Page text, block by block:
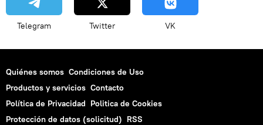
Telegram Twitter VK
Quiénes somos Condiciones de Uso
Productos y servicios Contacto
Política de Privacidad Politica de Cookies
Protección de datos (solicitud) RSS